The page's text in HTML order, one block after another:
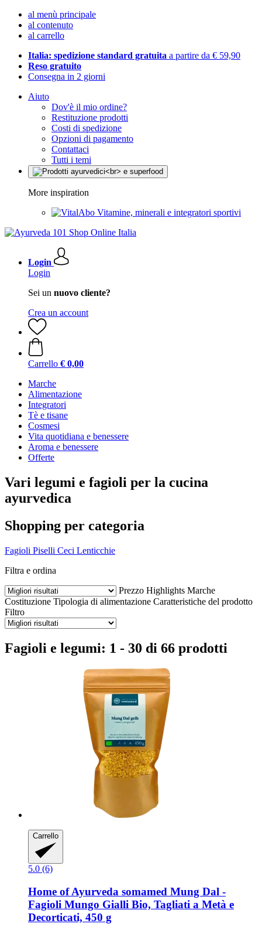
al menù principale
al contenuto
al carrello
Italia: spedizione standard gratuita a partire da € 59,90
Reso gratuito
Consegna in 2 giorni
Aiuto
Dov'è il mio ordine?
Restituzione prodotti
Costi di spedizione
Opzioni di pagamento
Contattaci
Tutti i temi
More inspiration
Vitamine, minerali e integratori sportivi
Login
Login
Sei un nuovo cliente?
Crea un account
Carrello € 0,00
Marche
Alimentazione
Integratori
Tè e tisane
Cosmesi
Vita quotidiana e benessere
Aroma e benessere
Offerte
Vari legumi e fagioli per la cucina
ayurvedica
Shopping per categoria
Fagioli Piselli Ceci Lenticchie
Filtra e ordina
Prezzo Highlights Marche
Costituzione Tipologia di alimentazione Caratteristiche del prodotto
Filtro
Fagioli e legumi: 1 - 30 di 66 prodotti
Carrello
5.0 (6)
Home of Ayurveda somamed Mung Dal -​
Fagioli Mungo Gialli Bio, Tagliati a Metà e
Decorticati, 450 g